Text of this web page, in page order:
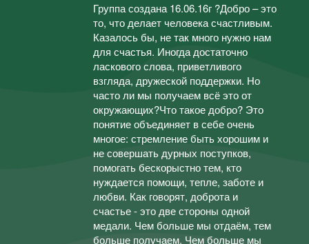
Группа создана 16.06.16г ?Добро – это
то, что делает человека счастливым.
Казалось бы, не так много нужно нам
для счастья. Иногда достаточно
ласкового слова, приветливого
взгляда, дружеской поддержки. Но
часто ли мы получаем всё это от
окружающих?Что такое добро? Это
понятие объединяет в себе очень
многое: стремление быть хорошим и
не совершать дурных поступков,
помогать бескорыстно тем, кто
нуждается помощи, тепле, заботе и
любви. Как говорят, доброта и
счастье - это две стороны одной
медали. Чем больше мы отдаём, тем
больше получаем. Чем больше мы